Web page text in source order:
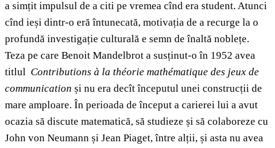
a simțit impulsul de a citi pe vremea cînd era student. Atunci
cînd ieși dintr-o eră întunecată, motivația de a recurge la o
profundă investigație culturală e semn de înaltă noblețe.
Teza pe care Benoit Mandelbrot a susținut-o în 1952 avea
titlul Contributions à la théorie mathématique des jeux de
communication și nu era decît începutul unei construcții de
mare amploare. În perioada de început a carierei lui a avut
ocazia să discute matematică, să studieze și să colaboreze cu
John von Neumann și Jean Piaget, între alții, și asta nu avea